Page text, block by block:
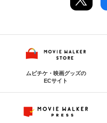
ムビチケ・映画グッズの
ECサイト